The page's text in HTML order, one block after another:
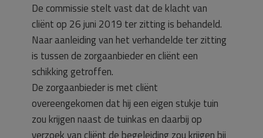
De commissie stelt vast dat de klacht van
cliënt op 26 juni 2019 ter zitting is behandeld.
Naar aanleiding van het verhandelde ter zitting
is tussen de zorgaanbieder en cliënt een
schikking getroffen.
De zorgaanbieder is met cliënt
overeengekomen dat hij een eigen stukje tuin
zou krijgen naast de tuinkas en daarbij op